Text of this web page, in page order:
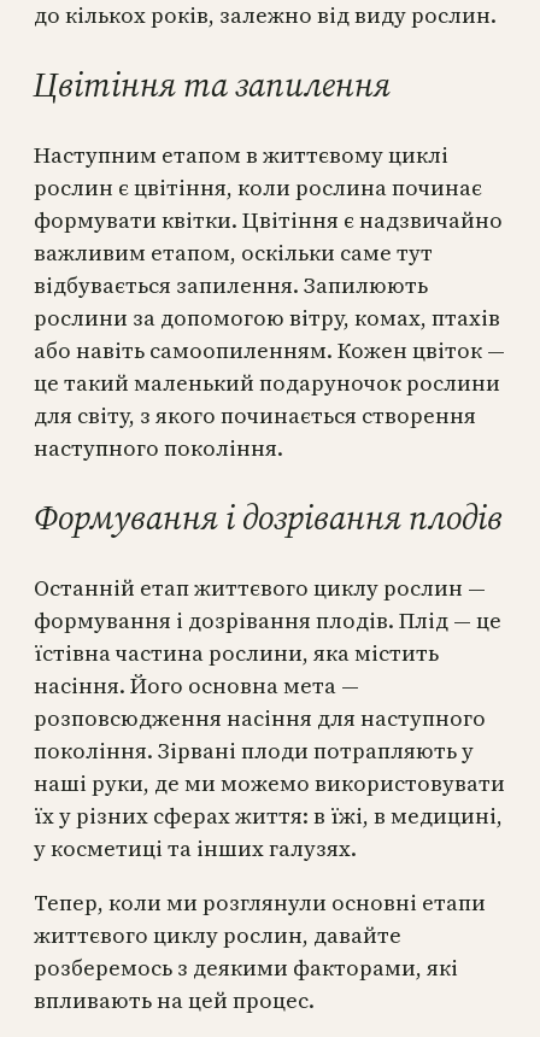
до кількох років, залежно від виду рослин.
Цвітіння та запилення
Наступним етапом в життєвому циклі
рослин є цвітіння, коли рослина починає
формувати квітки. Цвітіння є надзвичайно
важливим етапом, оскільки саме тут
відбувається запилення. Запилюють
рослини за допомогою вітру, комах, птахів
або навіть самоопиленням. Кожен цвіток —
це такий маленький подаруночок рослини
для світу, з якого починається створення
наступного покоління.
Формування і дозрівання плодів
Останній етап життєвого циклу рослин —
формування і дозрівання плодів. Плід — це
їстівна частина рослини, яка містить
насіння. Його основна мета —
розповсюдження насіння для наступного
покоління. Зірвані плоди потрапляють у
наші руки, де ми можемо використовувати
їх у різних сферах життя: в їжі, в медицині,
у косметиці та інших галузях.
Тепер, коли ми розглянули основні етапи
життєвого циклу рослин, давайте
розберемось з деякими факторами, які
впливають на цей процес.